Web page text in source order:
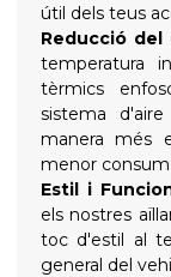
útil dels teus
Reducció del
temperatura
tèrmics
sistema
manera més
menor
Estil i
els nostres
toc d'estil al
general del